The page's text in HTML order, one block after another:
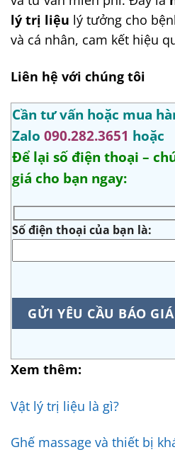
lý trị liệu lý tưởng cho
và cá nhân, cam kết hiệu
Liên hệ với chúng tôi
Cần tư vấn hoặc mua
Zalo 090.282.3651 hoặc
Để lại số điện thoại –
giá cho bạn ngay:
Số điện thoại của bạn là:
Xem thêm:
Vật lý trị liệu là gì?
Ghế massage và thiết bị